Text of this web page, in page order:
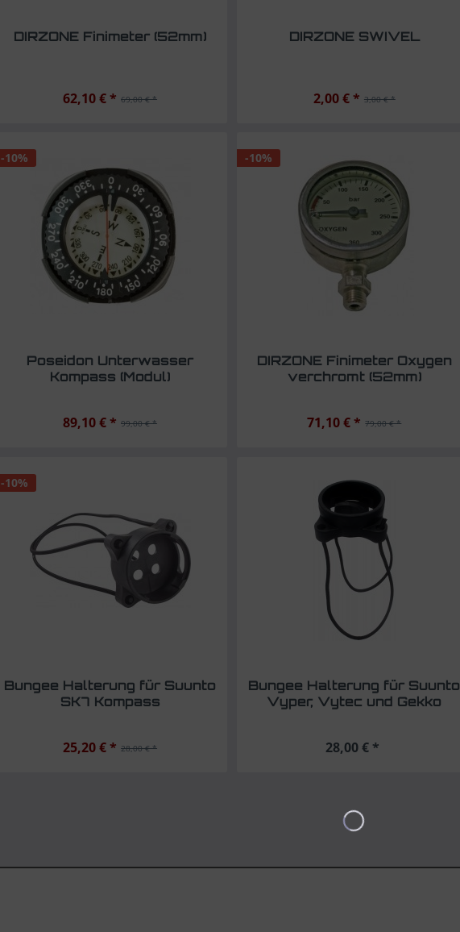
DIRZONE Finimeter (52mm)
69,00 € *
62,10 € *
DIRZONE SWIVEL
3,00 € *
2,00 € *
-10%
Poseidon Unterwasser
Kompass (Modul)
99,00 € *
89,10 € *
-10%
DIRZONE Finimeter Oxygen
verchromt (52mm)
79,00 € *
71,10 € *
-10%
Bungee Halterung für Suunto
SK7 Kompass
28,00 € *
25,20 € *
Bungee Halterung für Suunto
Vyper, Vytec und Gekko
28,00 € *